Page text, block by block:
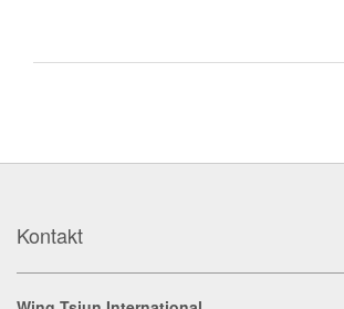
Kontakt